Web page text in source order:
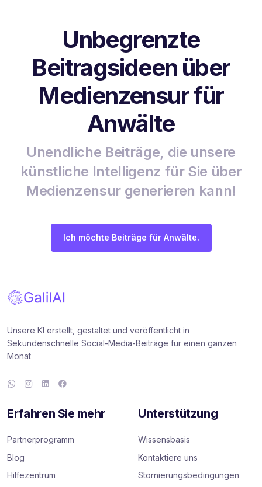
Unbegrenzte
Beitragsideen über
Medienzensur für
Anwälte
Unendliche Beiträge, die unsere
künstliche Intelligenz für Sie über
Medienzensur generieren kann!
Ich möchte Beiträge für Anwälte.
Unsere KI erstellt, gestaltet und veröffentlicht in
Sekundenschnelle Social-Media-Beiträge für einen ganzen
Monat
Erfahren Sie mehr
Partnerprogramm
Blog
Hilfezentrum
Unterstützung
Wissensbasis
Kontaktiere uns
Stornierungsbedingungen